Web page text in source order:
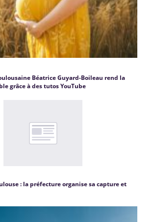
Béatrice Guyard-Boileau rend la
grâce à des tutos YouTube
: la préfecture organise sa capture et